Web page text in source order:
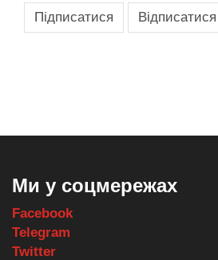
Ми у соцмережах
Facebook
Telegram
Twitter